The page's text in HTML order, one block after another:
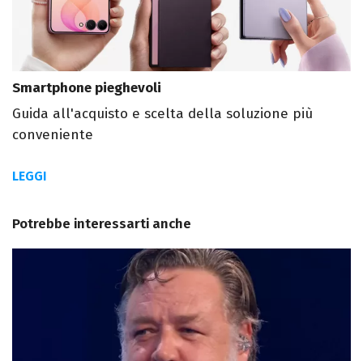
Smartphone pieghevoli
Guida all'acquisto e scelta della soluzione più
conveniente
LEGGI
Potrebbe interessarti anche